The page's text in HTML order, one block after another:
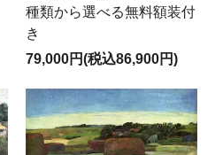
種類から選べる無料額装付
き
79,000円(税込86,900円)